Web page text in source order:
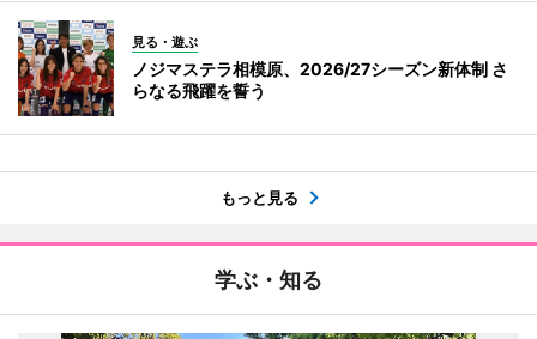
見る・遊ぶ
ノジマステラ相模原、2026/27シーズン新体制 さ
らなる飛躍を誓う
もっと見る
学ぶ・知る